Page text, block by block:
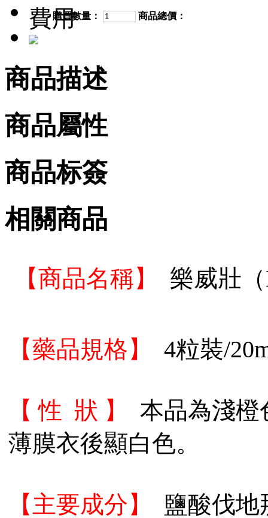
費用購買數量： 商品總價：
商品描述
商品屬性
商品标簽
相關商品
【商品名稱】 樂威壯
【藥品規格】 4粒裝/
【 性 狀 】
本品為淺橙
薄膜衣後顯白色。
【主要成分】 鹽酸伐地